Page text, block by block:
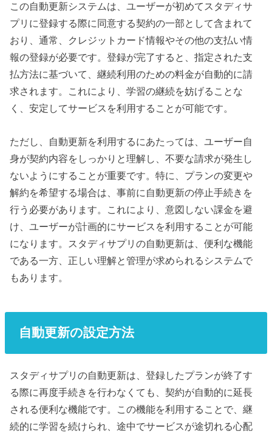
この自動更新システムは、ユーザーが初めてスタディサ
プリに登録する際に同意する契約の一部として含まれて
おり、通常、クレジットカード情報やその他の支払い情
報の登録が必要です。登録が完了すると、指定された支
払方法に基づいて、継続利用のための料金が自動的に請
求されます。これにより、学習の継続を妨げることな
く、安定してサービスを利用することが可能です。
ただし、自動更新を利用するにあたっては、ユーザー自
身が契約内容をしっかりと理解し、不要な請求が発生し
ないようにすることが重要です。特に、プランの変更や
解約を希望する場合は、事前に自動更新の停止手続きを
行う必要があります。これにより、意図しない課金を避
け、ユーザーが計画的にサービスを利用することが可能
になります。スタディサプリの自動更新は、便利な機能
である一方、正しい理解と管理が求められるシステムで
もあります。
自動更新の設定方法
スタディサプリの自動更新は、登録したプランが終了す
る際に再度手続きを行わなくても、契約が自動的に延長
される便利な機能です。この機能を利用することで、継
続的に学習を続けられ、途中でサービスが途切れる心配